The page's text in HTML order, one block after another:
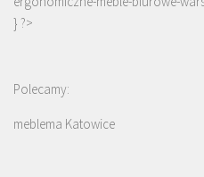
} ?>
Polecamy:
meblema Katowice